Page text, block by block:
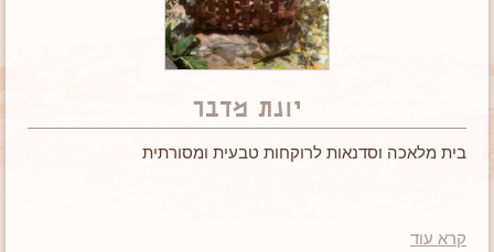
יונת מדבר
בית מלאכה וסדנאות לרוקחות טבעית ומסורתית
קרא עוד